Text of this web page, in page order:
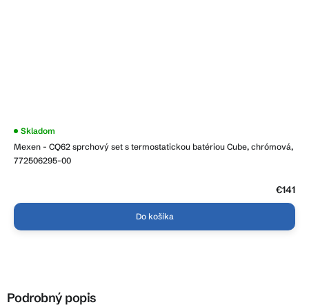
Mexen - CQ62 sprchový set s termostatickou batériou Cube, chrómová,
772506295-00
Priemerné
produktu
je
Skladom
€141
Do košíka
Podrobný popis